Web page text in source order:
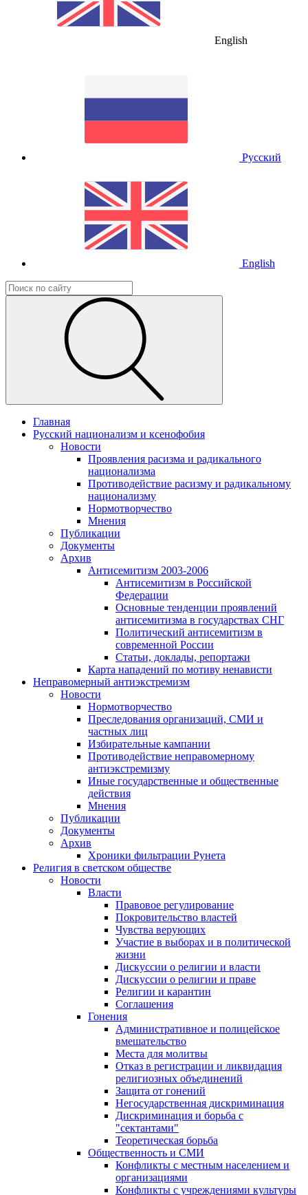
English
Русский
English
Главная
Русский национализм и ксенофобия
Новости
Проявления расизма и радикального
национализма
Противодействие расизму и радикальному
национализму
Нормотворчество
Мнения
Публикации
Документы
Архив
Антисемитизм 2003-2006
Антисемитизм в Российской
Федерации
Основные тенденции проявлений
антисемитизма в государствах СНГ
Политический антисемитизм в
современной России
Статьи, доклады, репортажи
Карта нападений по мотиву ненависти
Неправомерный антиэкстремизм
Новости
Нормотворчество
Преследования организаций, СМИ и
частных лиц
Избирательные кампании
Противодействие неправомерному
антиэкстремизму
Иные государственные и общественные
действия
Мнения
Публикации
Документы
Архив
Хроники фильтрации Рунета
Религия в светском обществе
Новости
Власти
Правовое регулирование
Покровительство властей
Чувства верующих
Участие в выборах и в политической
жизни
Дискуссии о религии и власти
Дискуссии о религии и праве
Религии и карантин
Соглашения
Гонения
Административное и полицейское
вмешательство
Места для молитвы
Отказ в регистрации и ликвидация
религиозных объединений
Защита от гонений
Негосударственная дискриминация
Дискриминация и борьба с
"сектантами"
Теоретическая борьба
Общественность и СМИ
Конфликты с местным населением и
организациями
Конфликты с учреждениями культуры